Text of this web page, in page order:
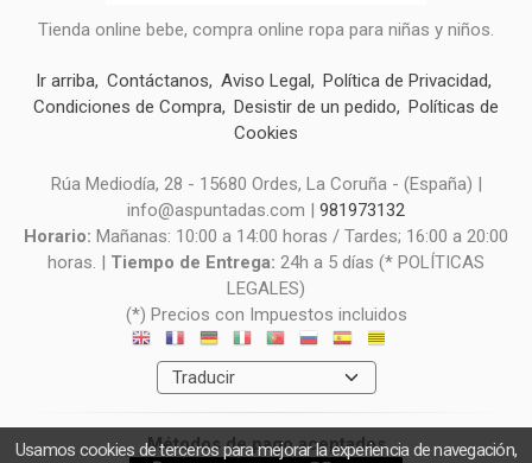
Tienda online bebe, compra online ropa para niñas y niños.
Ir arriba Contáctanos Aviso Legal
Política de Privacidad
Condiciones de Compra Desistir de un pedido
Políticas de
Cookies
Rúa Mediodía, 28 - 15680 Ordes, La Coruña - (España) |
info@aspuntadas.com | 981973132
Horario: Mañanas: 10:00 a 14:00 horas / Tardes; 16:00 a 20:00
horas. | Tiempo de Entrega: 24h a 5 días (* POLÍTICAS
LEGALES)
(*) Precios con Impuestos incluidos
Métodos de pago aceptados
Usamos cookies de terceros para mejorar la experiencia de navegación,